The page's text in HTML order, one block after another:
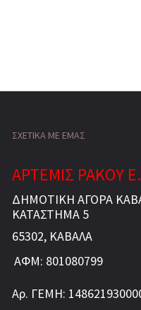
ΣΧΕΤΙΚΑ ΜΕ ΕΜΑΣ
ΑΡΤΕΜΙΣ ΡΑΚΟΥ
ΔΗΜΟΤΙΚΗ ΑΓΟΡΑ
ΚΑΤΑΣΤΗΜΑ 5
65302, ΚΑΒΑΛΑ
ΑΦΜ: 801080799
Αρ. ΓΕΜΗ: